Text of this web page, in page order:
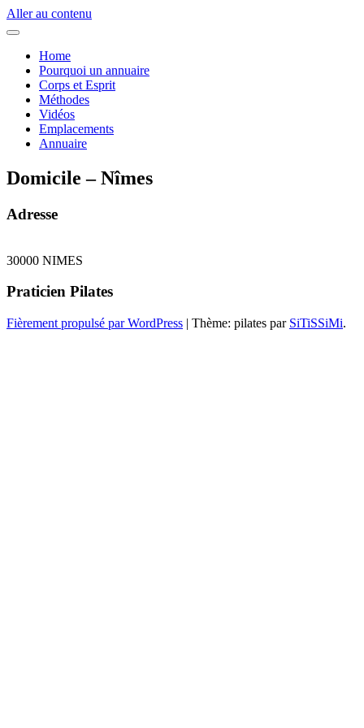
Aller au contenu
Home
Pourquoi un annuaire
Corps et Esprit
Méthodes
Vidéos
Emplacements
Annuaire
Domicile – Nîmes
Adresse
30000 NIMES
Praticien Pilates
Fièrement propulsé par WordPress | Thème: pilates par SiTiSSiMi.